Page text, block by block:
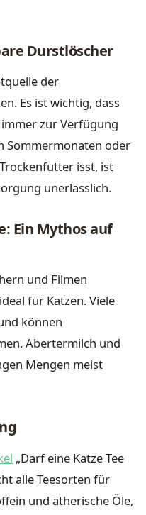
Durstlöscher
der
Es ist wichtig, dass
zur Verfügung
Sommermonaten oder
isst, ist
unerlässlich.
Ein Mythos auf
und Filmen
für Katzen. Viele
können
Abertermilch und
Mengen meist
„Darf eine Katze Tee
alle Teesorten für
und ätherische Öle,